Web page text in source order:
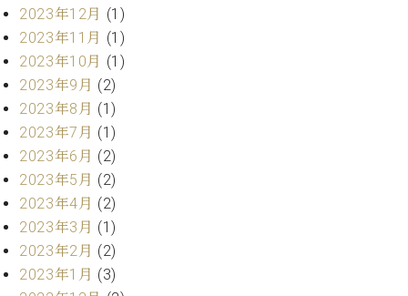
C.
ベ
シ
ュ
タ
イ
ン
ア
カ
デ
ミ
ー
シ
ェ
ジ
ュ
ア
ク
セ
セン
トラ
ム東
京の
ご案
内
2023年12月 (1)
2023年11月 (1)
2023年10月 (1)
2023年9月 (2)
2023年8月 (1)
2023年7月 (1)
2023年6月 (2)
2023年5月 (2)
2023年4月 (2)
2023年3月 (1)
2023年2月 (2)
2023年1月 (3)